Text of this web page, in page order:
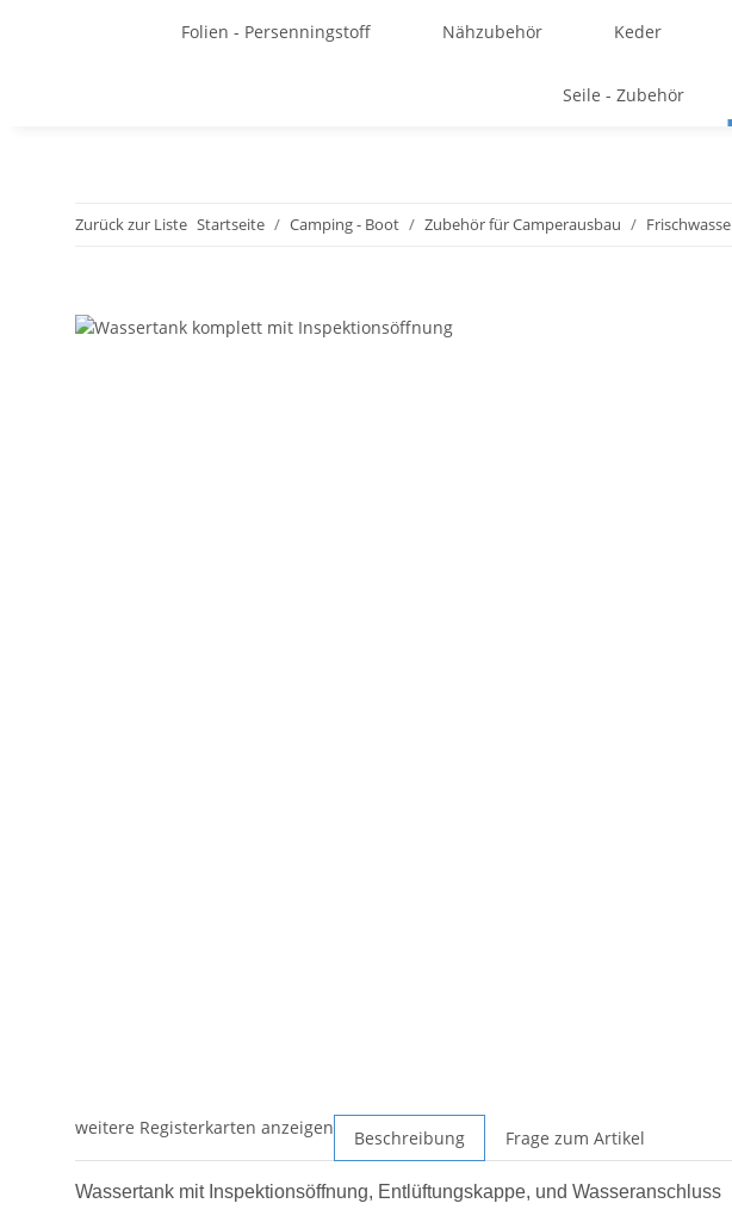
Folien - Persenningstoff Nähzubehör Keder
Seile - Zubehör
Zurück zur Liste Startseite Camping - Boot Zubehör für Camperausbau
weitere Registerkarten anzeigen Beschreibung Frage zum Artikel
Wassertank mit Inspektionsöffnung, Entlüftungskappe, und Wasseranschluss